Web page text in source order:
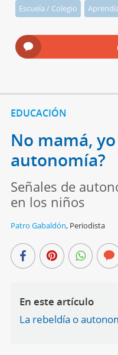
Escuela / Colegio
EDUCACIÓN
No mamá,
autonomía?
Señales de
en los niños
Patro Gabaldón, Periodista
En este artículo
La rebeldía o